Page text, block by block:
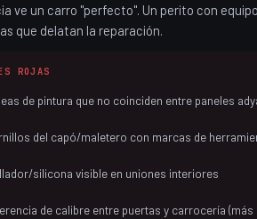
ve un carro "perfecto". Un perito con
que delatan la reparación.
ROJAS
de pintura que no coinciden entre paneles
del capó/maletero con marcas de
silicona visible en uniones interiores
de calibre entre puertas y carrocería (más